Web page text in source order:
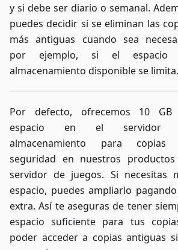
y si debe ser diario o semanal.
puedes decidir si se eliminan las
más antiguas cuando sea
por ejemplo, si el espacio
almacenamiento disponible se limita.
Por defecto, ofrecemos 10 GB
espacio en el servidor
almacenamiento para copias
seguridad en nuestros
servidor de juegos. Si necesitas
espacio, puedes ampliarlo
extra. Así te aseguras de tener
espacio suficiente para tus
poder acceder a copias antiguas